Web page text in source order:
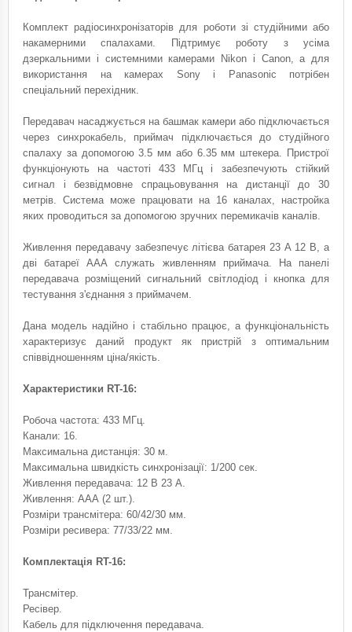
Комплект радіосинхронізаторів для роботи зі студійними або
накамерними спалахами. Підтримує роботу з усіма
дзеркальними і системними камерами Nikon і Canon, а для
використання на камерах Sony і Panasonic потрібен
спеціальний перехідник.
Передавач насаджується на башмак камери або підключається
через синхрокабель, приймач підключається до студійного
спалаху за допомогою 3.5 мм або 6.35 мм штекера. Пристрої
функціонують на частоті 433 МГц і забезпечують стійкий
сигнал і безвідмовне спрацьовування на дистанції до 30
метрів. Система може працювати на 16 каналах, настройка
яких проводиться за допомогою зручних перемикачів каналів.
Живлення передавачу забезпечує літієва батарея 23 А 12 В, а
дві батареї ААА служать живленням приймача. На панелі
передавача розміщений сигнальний світлодіод і кнопка для
тестування з'єднання з приймачем.
Дана модель надійно і стабільно працює, а функціональність
характеризує даний продукт як пристрій з оптимальним
співвідношенням ціна/якість.
Характеристики RT-16:
Робоча частота: 433 МГц.
Канали: 16.
Максимальна дистанція: 30 м.
Максимальна швидкість синхронізації: 1/200 сек.
Живлення передавача: 12 В 23 А.
Живлення: AAА (2 шт.).
Розміри трансмітера: 60/42/30 мм.
Розміри ресивера: 77/33/22 мм.
Комплектація RT-16:
Трансмітер.
Ресівер.
Кабель для підключення передавача.